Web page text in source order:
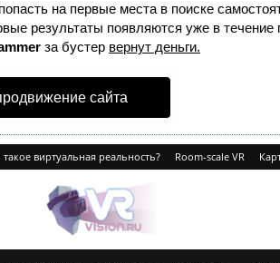
на первые места в поиске
результаты появляются уже в
за бустер вернут деньги.
сайта
такое виртуальная реальность? Room-scale VR
VRvision.ru